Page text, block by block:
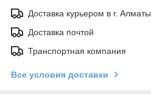
Доставка курьером в г. Алматы
Доставка почтой
Транспортная компания
Все условия доставки